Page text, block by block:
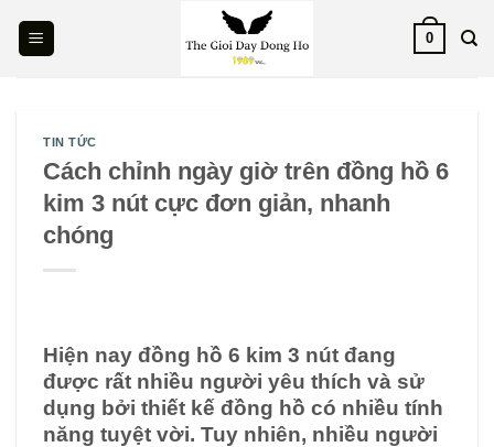
0
TIN TỨC
Cách chỉnh ngày giờ trên đồng hồ 6
kim 3 nút cực đơn giản, nhanh
chóng
Hiện nay đồng hồ 6 kim 3 nút đang
được rất nhiều người yêu thích và sử
dụng bởi thiết kế đồng hồ có nhiều tính
năng tuyệt vời. Tuy nhiên, nhiều người